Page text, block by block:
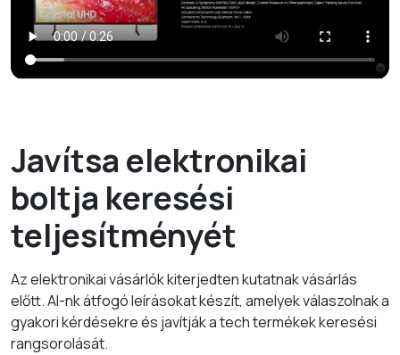
Javítsa elektronikai
boltja keresési
teljesítményét
Az elektronikai vásárlók kiterjedten kutatnak vásárlás
előtt. AI-nk átfogó leírásokat készít, amelyek válaszolnak a
gyakori kérdésekre és javítják a tech termékek keresési
rangsorolását.